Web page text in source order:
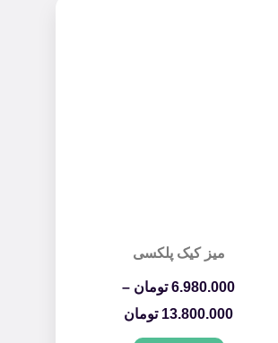
میز کیک پلکسی
6.980.000 تومان –
13.800.000 تومان